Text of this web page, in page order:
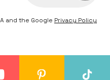
and the Google Privacy Policy